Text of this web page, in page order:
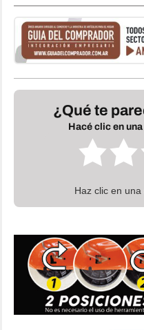
¿Qué te
Hacé clic en
Haz clic en